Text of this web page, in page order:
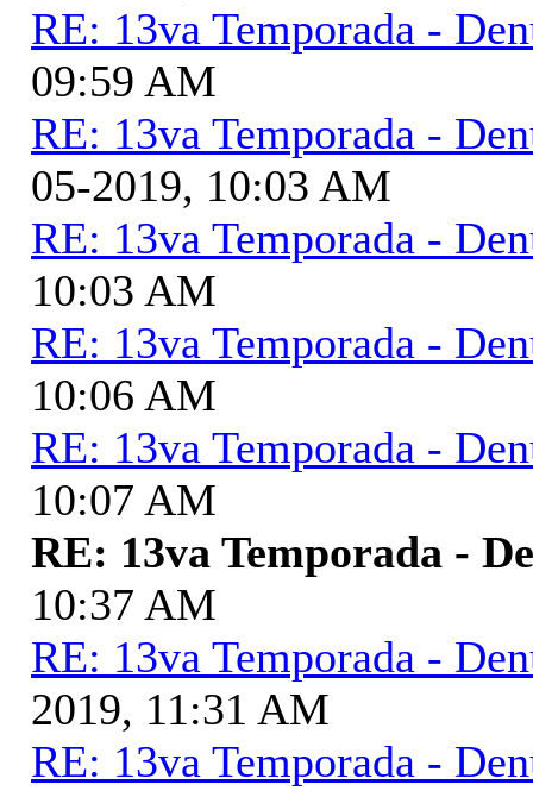
RE: 13va Temporada -
09:59 AM
RE: 13va Temporada -
05-2019, 10:03 AM
RE: 13va Temporada -
10:03 AM
RE: 13va Temporada -
10:06 AM
RE: 13va Temporada -
10:07 AM
RE: 13va Temporada -
10:37 AM
RE: 13va Temporada -
2019, 11:31 AM
RE: 13va Temporada -